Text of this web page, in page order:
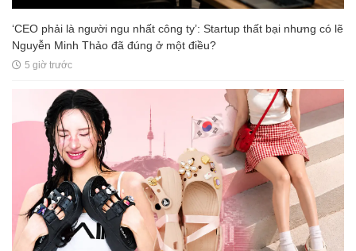
‘CEO phải là người ngu nhất công ty’: Startup thất bại nhưng có lẽ
Nguyễn Minh Thảo đã đúng ở một điều?
5 giờ trước